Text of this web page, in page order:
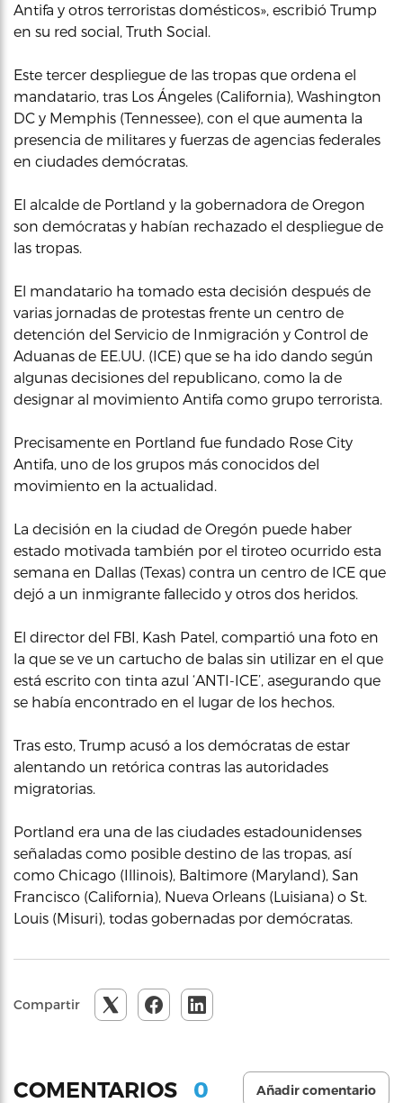
Antifa y otros terroristas domésticos», escribió Trump
en su red social, Truth Social.
Este tercer despliegue de las tropas que ordena el
mandatario, tras Los Ángeles (California), Washington
DC y Memphis (Tennessee), con el que aumenta la
presencia de militares y fuerzas de agencias federales
en ciudades demócratas.
El alcalde de Portland y la gobernadora de Oregon
son demócratas y habían rechazado el despliegue de
las tropas.
El mandatario ha tomado esta decisión después de
varias jornadas de protestas frente un centro de
detención del Servicio de Inmigración y Control de
Aduanas de EE.UU. (ICE) que se ha ido dando según
algunas decisiones del republicano, como la de
designar al movimiento Antifa como grupo terrorista.
Precisamente en Portland fue fundado Rose City
Antifa, uno de los grupos más conocidos del
movimiento en la actualidad.
La decisión en la ciudad de Oregón puede haber
estado motivada también por el tiroteo ocurrido esta
semana en Dallas (Texas) contra un centro de ICE que
dejó a un inmigrante fallecido y otros dos heridos.
El director del FBI, Kash Patel, compartió una foto en
la que se ve un cartucho de balas sin utilizar en el que
está escrito con tinta azul ‘ANTI-ICE’, asegurando que
se había encontrado en el lugar de los hechos.
Tras esto, Trump acusó a los demócratas de estar
alentando un retórica contras las autoridades
migratorias.
Portland era una de las ciudades estadounidenses
señaladas como posible destino de las tropas, así
como Chicago (Illinois), Baltimore (Maryland), San
Francisco (California), Nueva Orleans (Luisiana) o St.
Louis (Misuri), todas gobernadas por demócratas.
Compartir
COMENTARIOS 0 Añadir comentario